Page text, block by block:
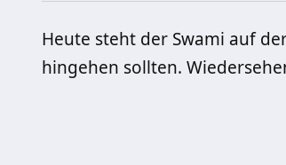
Heute steht der Swami auf
hingehen sollten.